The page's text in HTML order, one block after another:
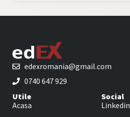
edexromania@gmail.com
0740 647 929
Utile
Acasa
Social
Linkedin